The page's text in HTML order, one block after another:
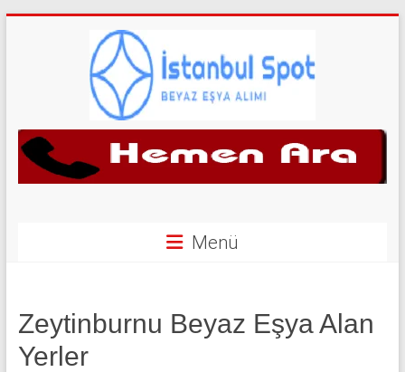
İkinci
El
Yerler
|
Menü
Zeytinburnu Beyaz Eşya Alan
Yerler